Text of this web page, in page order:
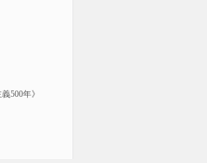
500年》